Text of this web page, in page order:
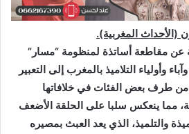
(الأحداث المغربية).
عن مقاطعة أساتذة لمنظومة “مسار”
وأولياء التلاميذ بالمغرب إلى التعبير
من طرف بعض الفئات في خلافاتها
مما ينعكس سلبا على الحلقة الأضعف
والتلميذ، الذي يعد العبث بمصيره